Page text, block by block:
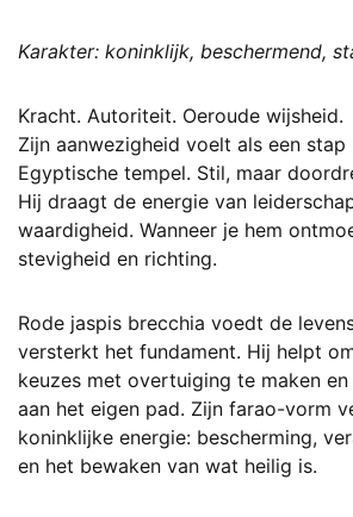
Karakter: koninklijk, beschermend,
Kracht. Autoriteit. Oeroude wijsheid.
Zijn aanwezigheid voelt als een stap
Egyptische tempel. Stil, maar
Hij draagt de energie van
waardigheid. Wanneer je hem
stevigheid en richting.
Rode jaspis brecchia voedt de
versterkt het fundament. Hij helpt
keuzes met overtuiging te maken
aan het eigen pad. Zijn farao-vorm
koninklijke energie: bescherming,
en het bewaken van wat heilig is.